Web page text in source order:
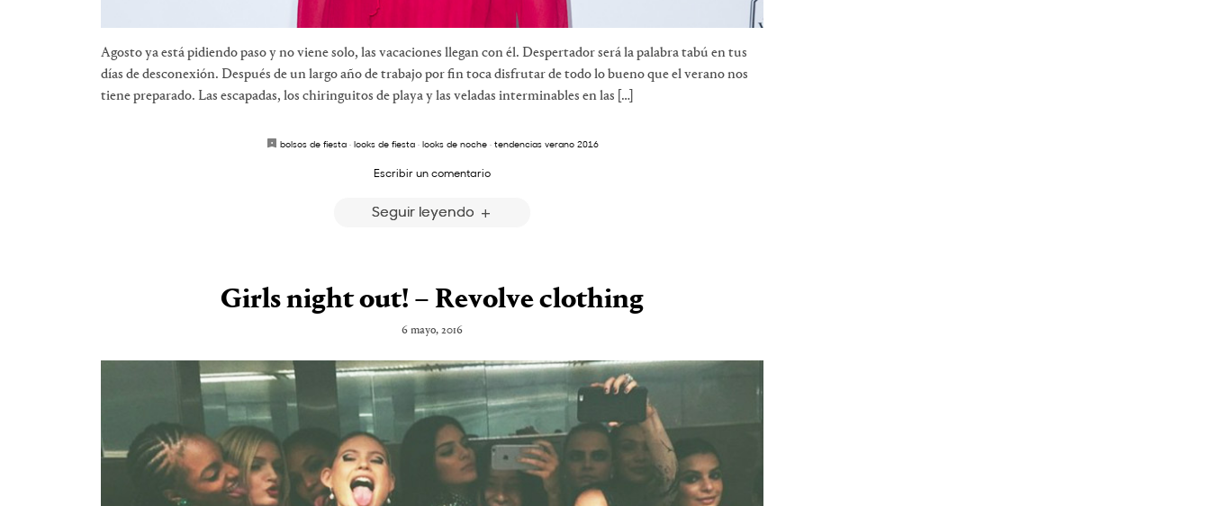
Agosto ya está pidiendo paso y no viene solo, las vacaciones llegan con él. Despertador será la palabra tabú en tus
días de desconexión. Después de un largo año de trabajo por fin toca disfrutar de todo lo bueno que el verano nos
tiene preparado. Las escapadas, los chiringuitos de playa y las veladas interminables en las […]
bolsos de fiesta· looks de fiesta· looks de noche· tendencias verano 2016
Escribir un comentario
Seguir leyendo
Girls night out! – Revolve clothing
6 mayo, 2016